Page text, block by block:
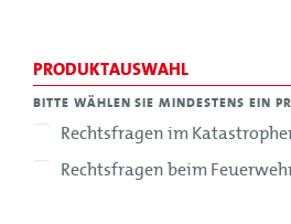
PRODUKTAUSWAHL
BITTE WÄHLEN SIE MINDESTENS EIN
Rechtsfragen im
Rechtsfragen beim